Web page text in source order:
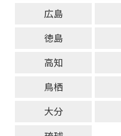
広島
徳島
高知
鳥栖
大分